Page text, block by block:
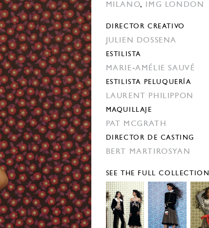
MILANO, IMG LONDON
DIRECTOR CREATIVO
JULIEN DOSSENA
ESTILISTA
MARIE-AMÉLIE SAUVÉ
ESTILISTA PELUQUERÍA
LAURENT PHILIPPON
MAQUILLAJE
PAT MCGRATH
DIRECTOR DE CASTING
BERT MARTIROSYAN
SEE THE FULL COLLECTION